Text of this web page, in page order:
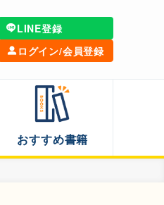
LINE登録
ログイン/会員登録
おすすめ書籍